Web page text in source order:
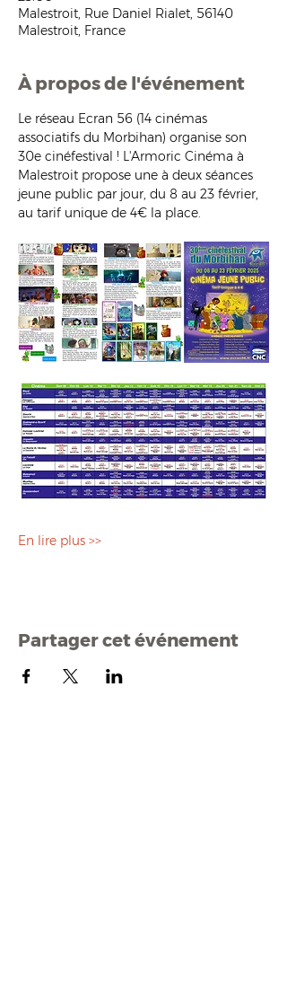
Malestroit, Rue Daniel Rialet, 56140
Malestroit, France
À propos de l'événement
Le réseau Ecran 56 (14 cinémas
associatifs du Morbihan) organise son
30e cinéfestival ! L'Armoric Cinéma à
Malestroit propose une à deux séances
jeune public par jour, du 8 au 23 février,
au tarif unique de 4€ la place.
En lire plus >>
Partager cet événement